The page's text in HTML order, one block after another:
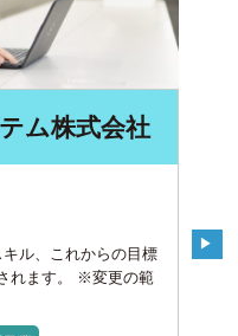
ム株式会社
ル、これからの目標
れます。 ※変更の範